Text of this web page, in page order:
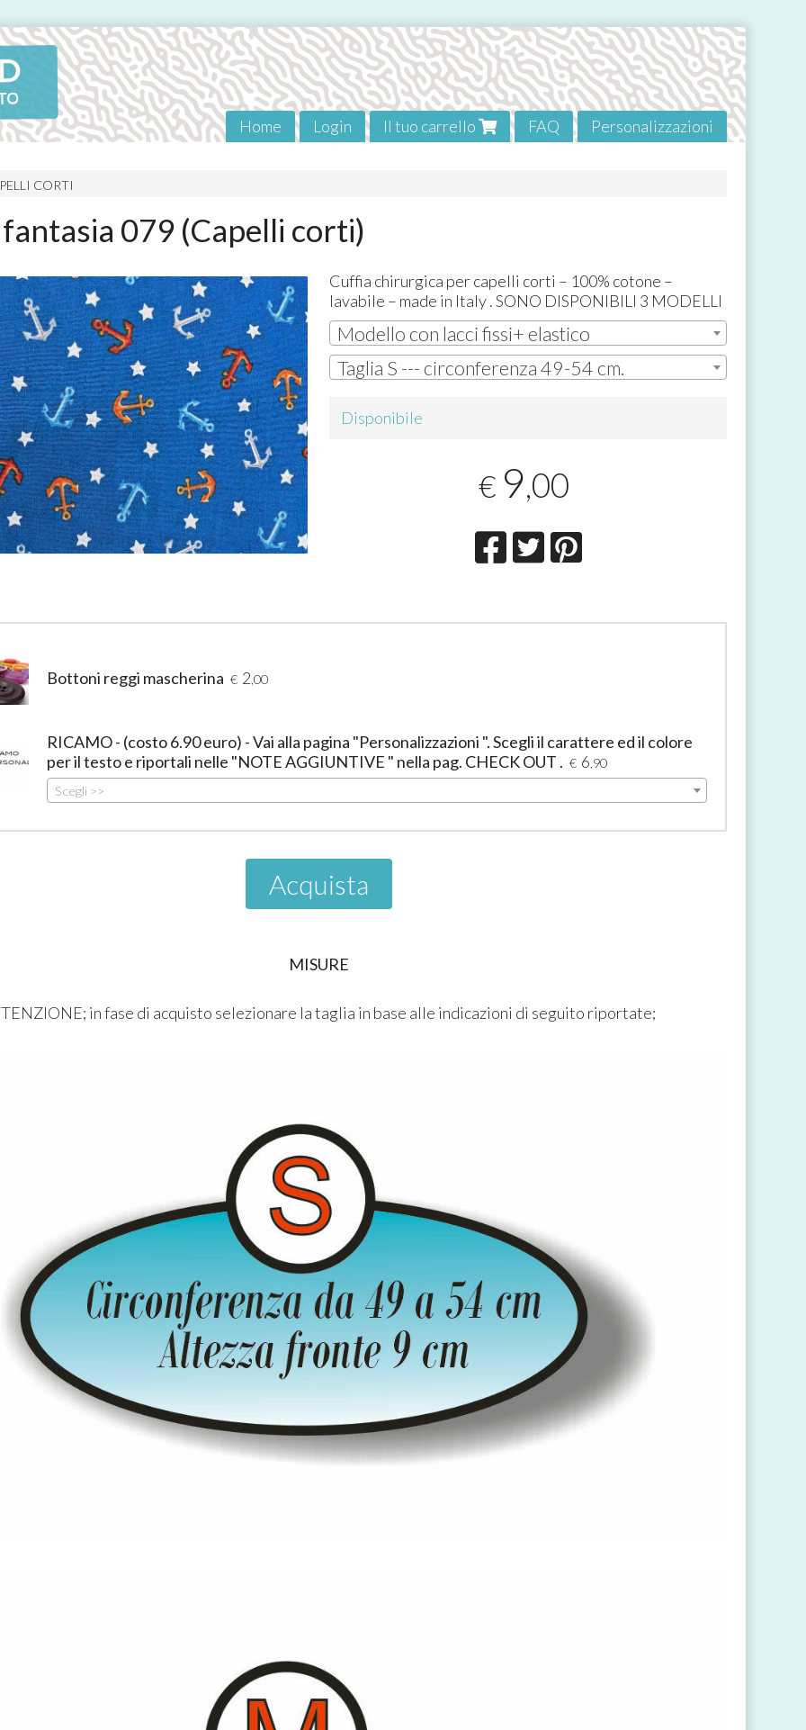
Home Login Il tuo carrello FAQ Personalizzazioni
CORTI
079 (Capelli corti)
Cuffia chirurgica per capelli corti – 100% cotone –
lavabile – made in Italy .SONO DISPONIBILI 3 MODELLI
Modello con lacci fissi+ elastico
Taglia S --- circonferenza 49-54 cm.
Disponibile
€ 9,00
Bottoni reggi mascherina € 2 ,00
RICAMO - (costo 6.90 euro) - Vai alla pagina "Personalizzazioni ". Scegli il carattere ed il colore
per il testo e riportali nelle "NOTE AGGIUNTIVE " nella pag. CHECK OUT . € 6 ,90
Scegli >>
Acquista
MISURE
in fase di acquisto selezionare la taglia in base alle indicazioni di seguito riportate;